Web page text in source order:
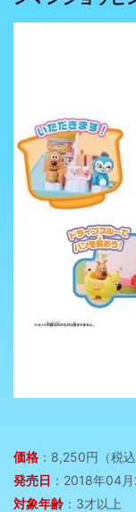
価格 ：8,250円（税込
発売日 ：2018年04月
対象年齢 ：3才以上